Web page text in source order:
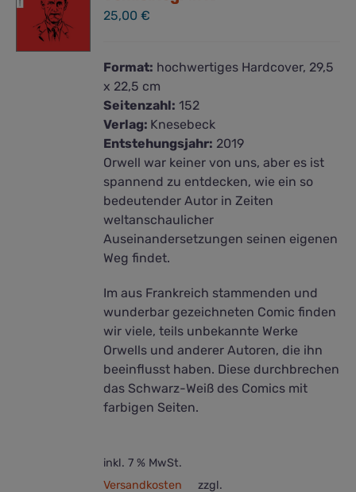
25,00€
Format: hochwertiges Hardcover, 29,5
x 22,5 cm
Seitenzahl: 152
Verlag: Knesebeck
Entstehungsjahr: 2019
Orwell war keiner von uns, aber es ist
spannend zu entdecken, wie ein so
bedeutender Autor in Zeiten
weltanschaulicher
Auseinandersetzungen seinen eigenen
Weg findet.
Im aus Frankreich stammenden und
wunderbar gezeichneten Comic finden
wir viele, teils unbekannte Werke
Orwells und anderer Autoren, die ihn
beeinflusst haben. Diese durchbrechen
das Schwarz-Weiß des Comics mit
farbigen Seiten.
inkl. 7 % MwSt.
zzgl.
Versandkosten